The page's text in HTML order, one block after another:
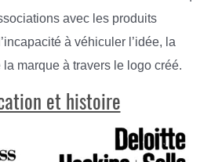
avec les produits
à véhiculer l’idée, la
marque à travers le logo créé.
et histoire